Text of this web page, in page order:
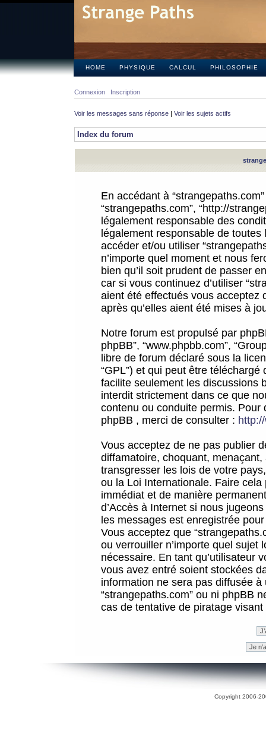
HOME PHYSIQUE CALCUL PHILOSOPHIE
Connexion Inscription
Voir les messages sans réponse | Voir les sujets actifs
Index du forum
En accédant à
“strangepaths.com”, “http://
légalement responsable des
légalement responsable de
accéder et/ou utiliser
n’importe quel moment et nous
bien qu’il soit prudent de passer
car si vous continuez d’utiliser
aient été effectués vous acceptez
après qu’elles aient été mises à
Notre forum est propulsé par
phpBB”, “www.phpbb.com”,
libre de forum déclaré sous la
“GPL”) et qui peut être téléchargé
facilite seulement les discussions
interdit strictement dans ce que
contenu ou conduite permis.
phpBB , merci de consulter :
Vous acceptez de ne pas publier
diffamatoire, choquant,
transgresser les lois de votre
ou la Loi Internationale. Faire
immédiat et de manière
d’Accès à Internet si nous
les messages est enregistrée
Vous acceptez que
ou verrouiller n’importe quel sujet
nécessaire. En tant qu’utilisateur
vous avez entré soient stockées
information ne sera pas diffusée
“strangepaths.com” ou ni phpBB
cas de tentative de piratage
Copyright 2006-